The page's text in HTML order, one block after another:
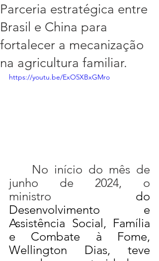
Parceria estratégica entre
Brasil e China para
fortalecer a mecanização
na agricultura familiar.
https://youtu.be/ExO5XBxGMro
junho de 2024, o
ministro do
Desenvolvimento e
Assistência Social, Família
e Combate à Fome,
Wellington Dias, teve